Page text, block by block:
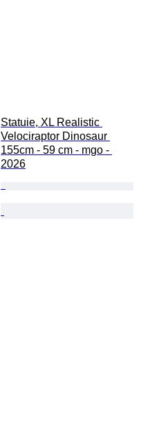
Statuie, XL Realistic
Velociraptor Dinosaur
155cm - 59 cm - mgo -
2026